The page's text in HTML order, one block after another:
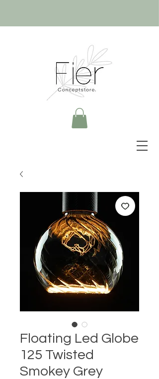
Floating Led Globe
125 Twisted
Smokey Grey